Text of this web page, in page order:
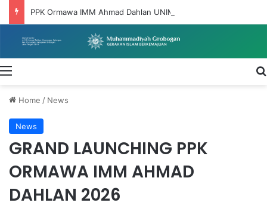
Menu
Home / News
News
GRAND LAUNCHING PPK
ORMAWA IMM AHMAD
DAHLAN 2026